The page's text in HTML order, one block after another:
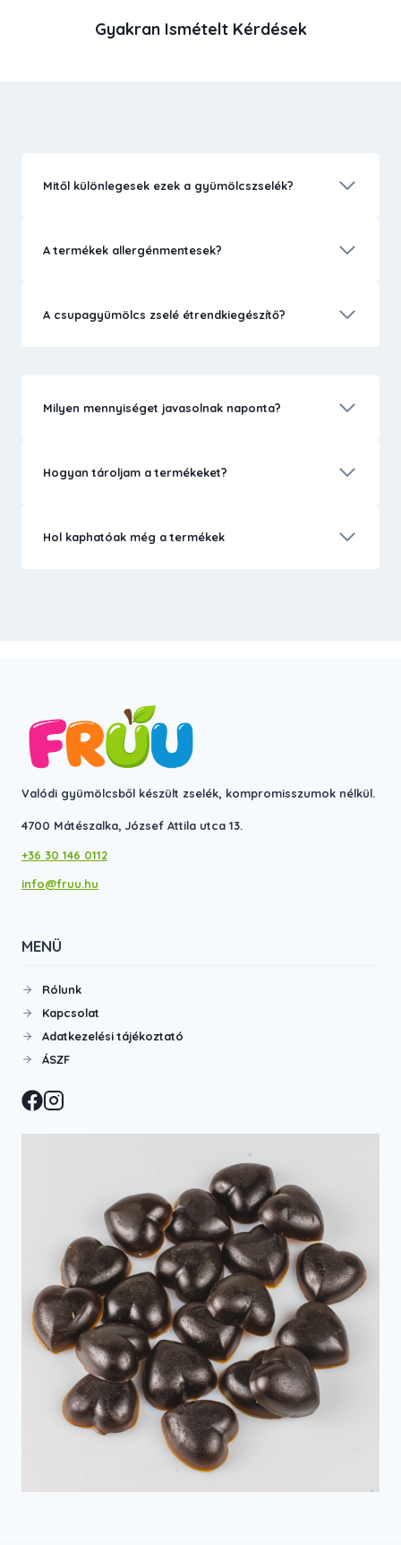
Gyakran Ismételt Kérdések
Mitől különlegesek ezek a gyümölcszselék?
A termékek allergénmentesek?
A csupagyümölcs zselé étrendkiegészítő?
Milyen mennyiséget javasolnak naponta?
Hogyan tároljam a termékeket?
Hol kaphatóak még a termékek
Valódi gyümölcsből készült zselék, kompromisszumok nélkül.
4700 Mátészalka, József Attila utca 13.
+36 30 146 0112
info@fruu.hu
MENÜ
Rólunk
Kapcsolat
Adatkezelési tájékoztató
ÁSZF